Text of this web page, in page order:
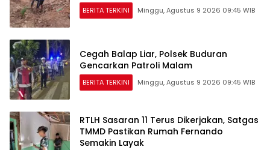
BERITA TERKINI Minggu, Agustus 9 2026 09:45 WIB
Cegah Balap Liar, Polsek Buduran
Gencarkan Patroli Malam
BERITA TERKINI Minggu, Agustus 9 2026 09:45 WIB
RTLH Sasaran 11 Terus Dikerjakan, Satgas
TMMD Pastikan Rumah Fernando
Semakin Layak